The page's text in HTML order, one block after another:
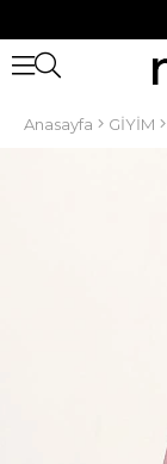
Anasayfa GİYİM